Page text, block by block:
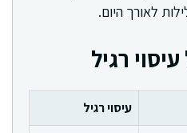
לאורך היום.
רגיל
עיסוי רגיל